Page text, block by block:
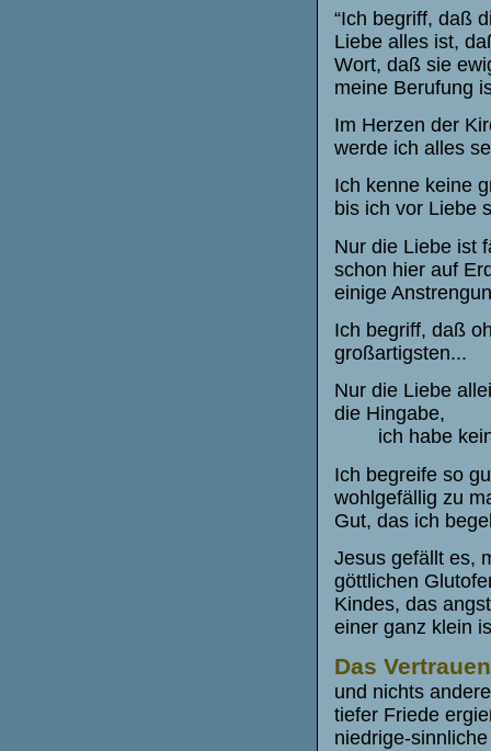
“Ich begriff, daß
Liebe alles ist,
Wort, daß sie
meine Berufung
Im Herzen der
werde ich alles
Ich kenne keine
bis ich vor Liebe
Nur die Liebe ist
schon hier auf
einige
Ich begriff, daß
großartigsten...
Nur die Liebe
die Hingabe,
ich habe
Ich begreife so
wohlgefällig zu
Gut, das ich
Jesus gefällt es,
göttlichen
Kindes, das
einer ganz klein
Das
und nichts
tiefer Friede
niedrige-